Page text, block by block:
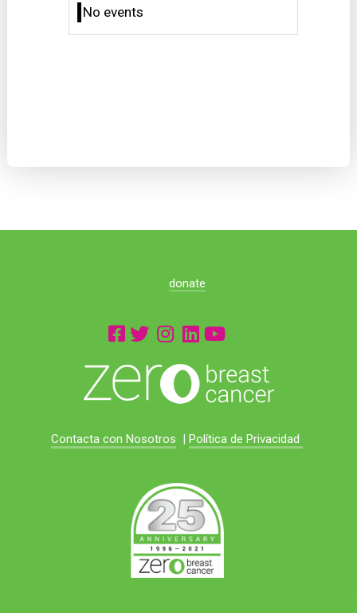
No events
donate
Contacta con Nosotros | Política de Privacidad